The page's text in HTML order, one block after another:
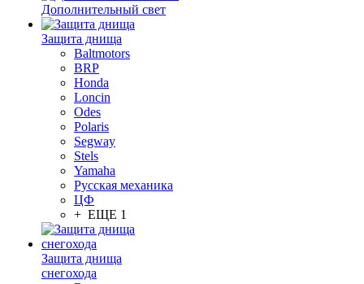
Дополнительный свет
Защита днища
Baltmotors
BRP
Honda
Loncin
Odes
Polaris
Segway
Stels
Yamaha
Русская механика
ЦФ
+ ЕЩЕ 1
Защита днища
снегохода